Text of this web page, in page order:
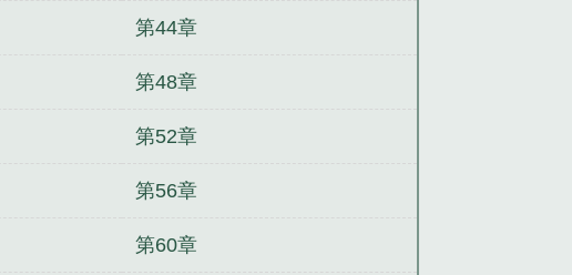
第44章
第48章
第52章
第56章
第60章